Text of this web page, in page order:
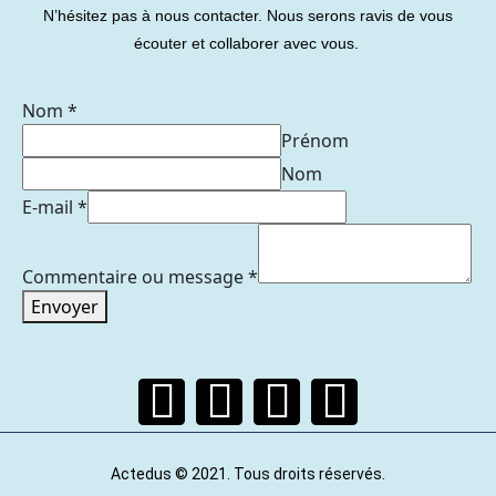
N’hésitez pas à nous contacter. Nous serons ravis de vous
écouter et collaborer avec vous.
Nom *
Prénom
Nom
E-mail *
Commentaire ou message*
Envoyer
Actedus © 2021. Tous droits réservés.